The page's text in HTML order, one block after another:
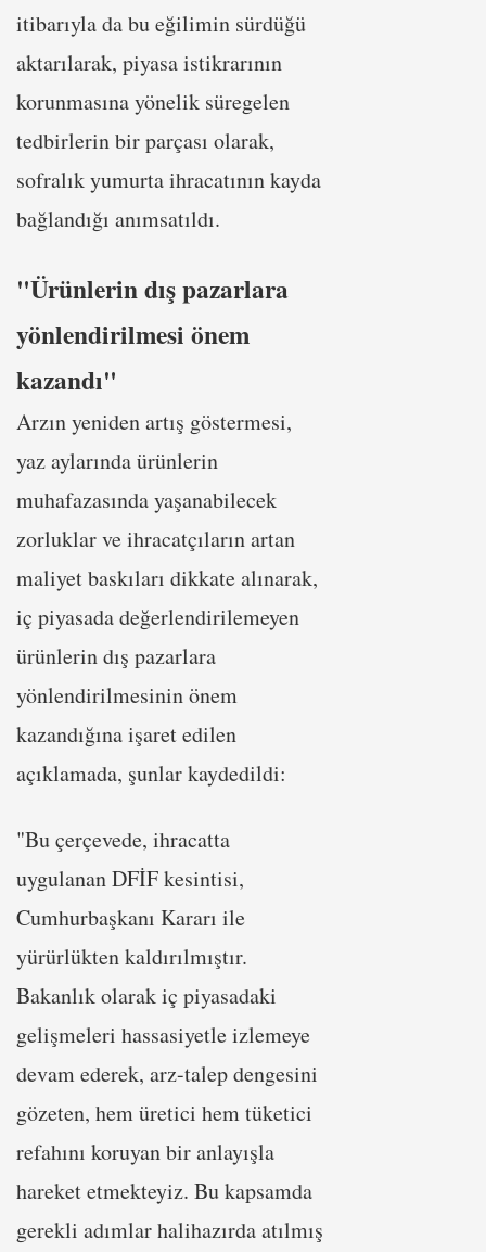
itibarıyla da bu eğilimin sürdüğü
aktarılarak, piyasa istikrarının
korunmasına yönelik süregelen
tedbirlerin bir parçası olarak,
sofralık yumurta ihracatının kayda
bağlandığı anımsatıldı.
"Ürünlerin dış pazarlara
yönlendirilmesi önem
kazandı"
Arzın yeniden artış göstermesi,
yaz aylarında ürünlerin
muhafazasında yaşanabilecek
zorluklar ve ihracatçıların artan
maliyet baskıları dikkate alınarak,
iç piyasada değerlendirilemeyen
ürünlerin dış pazarlara
yönlendirilmesinin önem
kazandığına işaret edilen
açıklamada, şunlar kaydedildi:
"Bu çerçevede, ihracatta
uygulanan DFİF kesintisi,
Cumhurbaşkanı Kararı ile
yürürlükten kaldırılmıştır.
Bakanlık olarak iç piyasadaki
gelişmeleri hassasiyetle izlemeye
devam ederek, arz-talep dengesini
gözeten, hem üretici hem tüketici
refahını koruyan bir anlayışla
hareket etmekteyiz. Bu kapsamda
gerekli adımlar halihazırda atılmış